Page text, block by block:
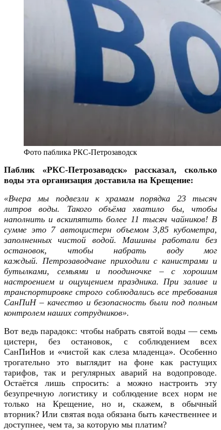
Фото паблика РКС-Петрозаводск
Паблик «РКС-Петрозаводск» рассказал, сколько
воды эта организация доставила на Крещение:
«Вчера мы подвезли к храмам порядка 23 тысяч
литров воды. Такого объёма хватило бы, чтобы
наполнить и вскипятить более 11 тысяч чайников! В
сумме это 7 автоцистерн объемом 3,85 кубометра,
заполненных чистой водой. Машины работали без
остановок, чтобы набрать воду мог
каждый. Петрозаводчане приходили с канистрами и
бутылками, семьями и поодиночке – с хорошим
настроением и ощущением праздника. При заливе и
транспортировке строго соблюдались все требования
СанПиН – качество и безопасность были под полным
контролем наших сотрудников».
Вот ведь парадокс: чтобы набрать святой воды — семь
цистерн, без остановок, с соблюдением всех
СанПиНов и «чистой как слеза младенца». Особенно
трогательно это выглядит на фоне как растущих
тарифов, так и регулярных аварий на водопроводе.
Остаётся лишь спросить: а можно настроить эту
безупречную логистику и соблюдение всех норм не
только на Крещение, но и, скажем, в обычный
вторник? Или святая вода обязана быть качественнее и
доступнее, чем та, за которую мы платим?